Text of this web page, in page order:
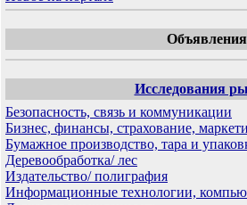
Объявления
Исследования
Безопасность, связь и коммуникации
Бизнес, финансы, страхование,
Бумажное производство, тара и
Деревообработка/ лес
Издательство/ полиграфия
Информационные технологии,